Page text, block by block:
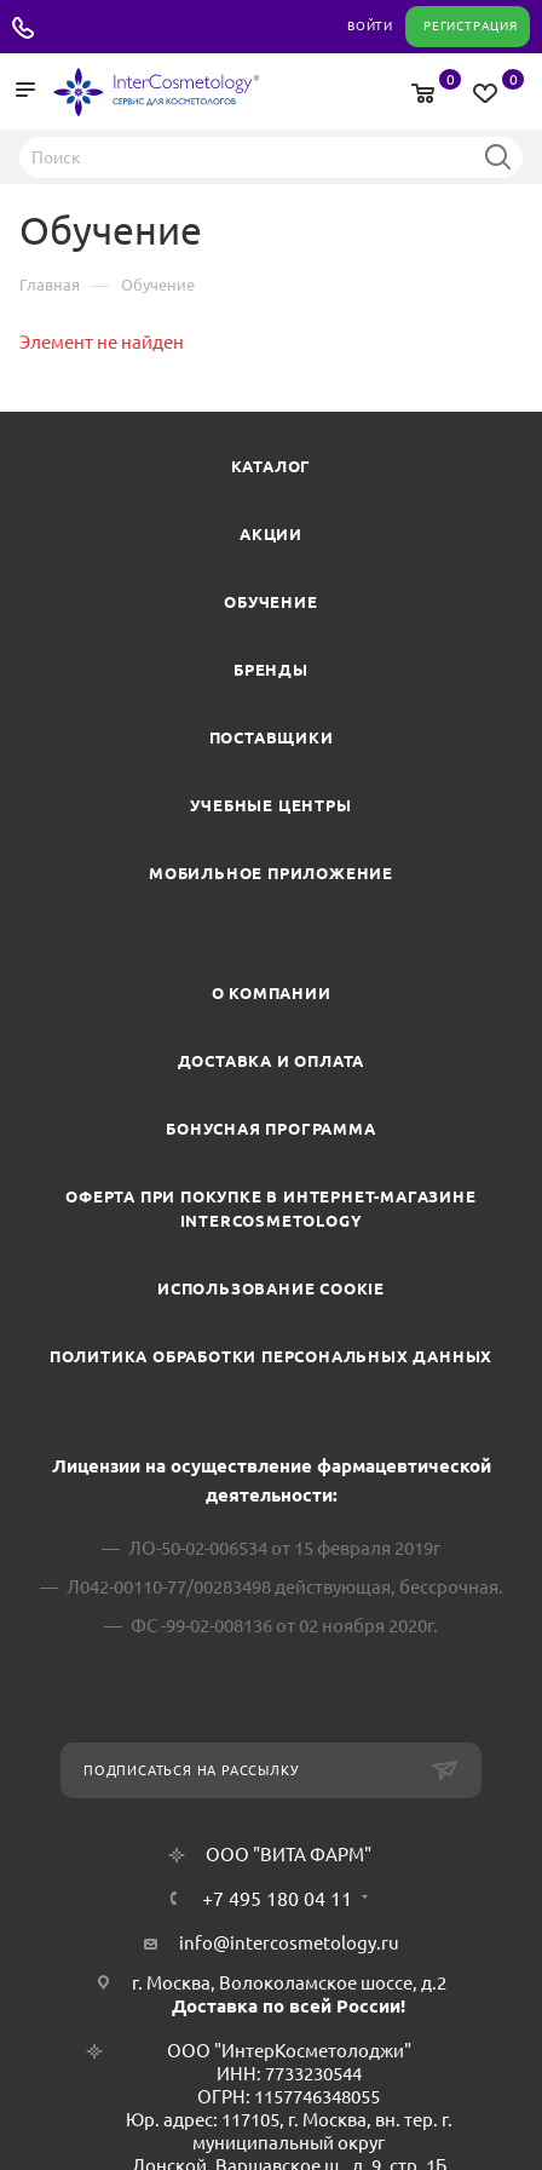
ВОЙТИ РЕГИСТРАЦИЯ
0
0
Обучение
Главная — Обучение
Элемент не найден
КАТАЛОГ
АКЦИИ
ОБУЧЕНИЕ
БРЕНДЫ
ПОСТАВЩИКИ
УЧЕБНЫЕ ЦЕНТРЫ
МОБИЛЬНОЕ ПРИЛОЖЕНИЕ
О КОМПАНИИ
ДОСТАВКА И ОПЛАТА
БОНУСНАЯ ПРОГРАММА
ОФЕРТА ПРИ ПОКУПКЕ В ИНТЕРНЕТ-МАГАЗИНЕ
INTERCOSMETOLOGY
ИСПОЛЬЗОВАНИЕ COOKIE
ПОЛИТИКА ОБРАБОТКИ ПЕРСОНАЛЬНЫХ ДАННЫХ
Лицензии на осуществление фармацевтической
деятельности:
ЛО-50-02-006534 от 15 февраля 2019г
Л042-00110-77/00283498 действующая, бессрочная.
ФС -99-02-008136 от 02 ноября 2020г.
ПОДПИСАТЬСЯ НА РАССЫЛКУ
ООО "ВИТА ФАРМ"
+7 495 180 04 11
info@intercosmetology.ru
г. Москва, Волоколамское шоссе, д.2
Доставка по всей России!
ООО "ИнтерКосметолоджи"
ИНН: 7733230544
ОГРН: 1157746348055
Юр. адрес: 117105, г. Москва, вн. тер. г.
муниципальный округ
Донской, Варшавское ш., д. 9, стр. 1Б